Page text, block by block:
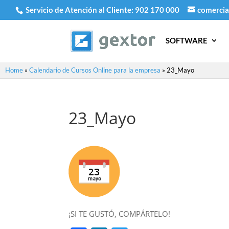
Servicio de Atención al Cliente: 902 170 000
SOFTWARE
Home » Calendario de Cursos Online para la empresa » 23_Mayo
23_Mayo
¡SI TE GUSTÓ, COMPÁRTELO!